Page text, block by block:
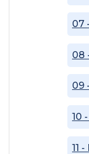
07
08
09
10
11